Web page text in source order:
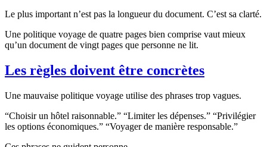
Le plus important n’est pas la longueur du document. C’est sa clarté.
Une politique voyage de quatre pages bien comprise vaut mieux
qu’un document de vingt pages que personne ne lit.
Les règles doivent être concrètes
Une mauvaise politique voyage utilise des phrases trop vagues.
“Choisir un hôtel raisonnable.” “Limiter les dépenses.” “Privilégier
les options économiques.” “Voyager de manière responsable.”